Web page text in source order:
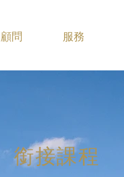
顧問 服務
銜接課程